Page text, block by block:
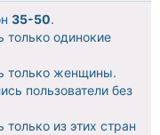
35-50.
только одинокие
только женщины.
пользователи без
из этих стран